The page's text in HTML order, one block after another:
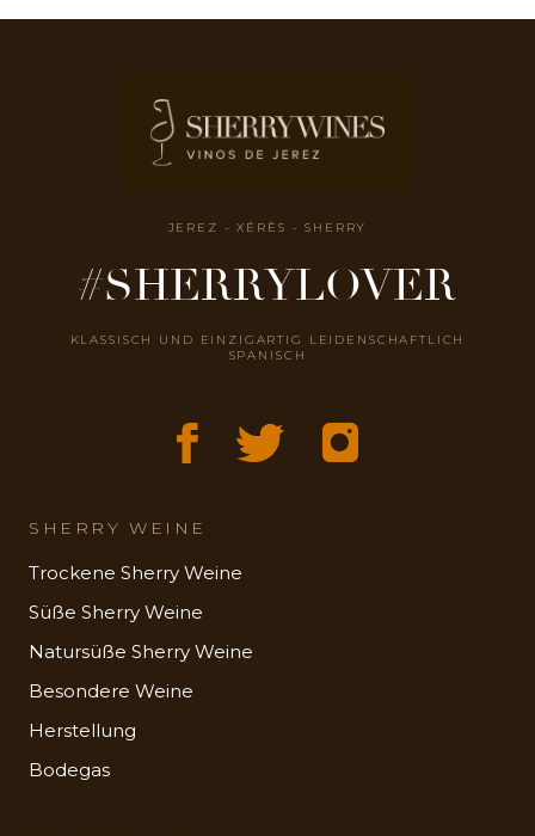
JEREZ - XÉRÈS - SHERRY
#SHERRYLOVER
KLASSISCH UND EINZIGARTIG LEIDENSCHAFTLICH
SPANISCH
SHERRY WEINE
Trockene Sherry Weine
Süße Sherry Weine
Natursüße Sherry Weine
Besondere Weine
Herstellung
Bodegas